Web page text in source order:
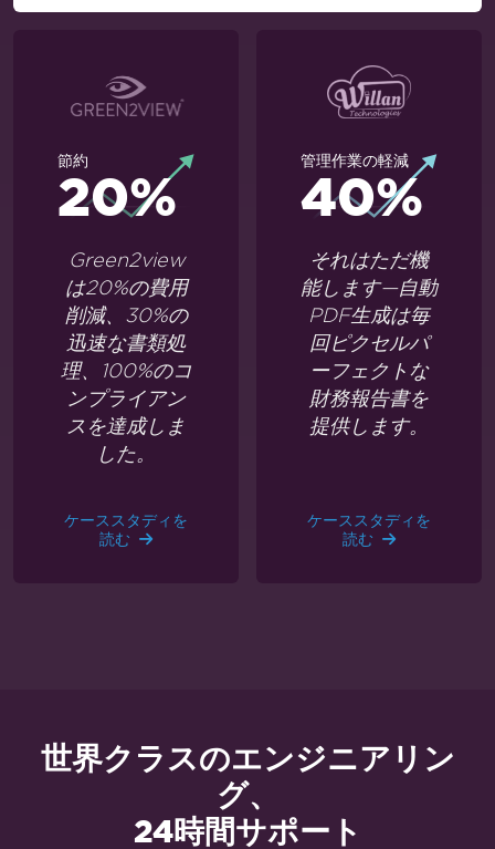
節約
20%
Green2view
は20%の費用
削減、30%の
迅速な書類処
理、100%のコ
ンプライアン
スを達成しま
した。
ケーススタディを
読む
管理作業の軽減
40%
それはただ機
能します—自動
PDF生成は毎
回ピクセルパ
ーフェクトな
財務報告書を
提供します。
ケーススタディを
読む
世界クラスのエンジニアリン
グ、
24時間サポート